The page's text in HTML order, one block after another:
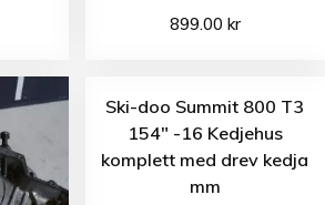
899.00 kr
Ski-doo Summit 800 T3
154″ -16 Kedjehus
komplett med drev kedja
mm